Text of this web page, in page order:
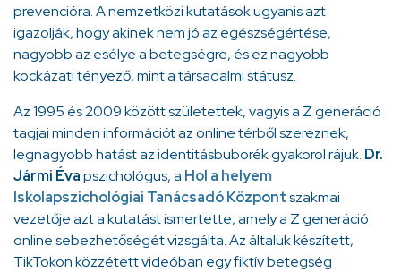
prevencióra. A nemzetközi kutatások ugyanis azt
igazolják, hogy akinek nem jó az egészségértése,
nagyobb az esélye a betegségre, és ez nagyobb
kockázati tényező, mint a társadalmi státusz.
Az 1995 és 2009 között születettek, vagyis a Z generáció
tagjai minden információt az online térből szereznek,
legnagyobb hatást az identitásbuborék gyakorol rájuk. Dr.
Jármi Évapszichológus, a Hol a helyem
Iskolapszichológiai Tanácsadó Központszakmai
vezetője azt a kutatást ismertette, amely a Z generáció
online sebezhetőségét vizsgálta. Az általuk készített,
TikTokon közzétett videóban egy fiktív betegség